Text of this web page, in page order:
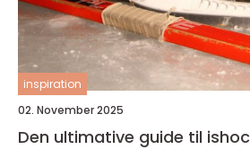
inspiration
02. November 2025
Den ultimative guide til